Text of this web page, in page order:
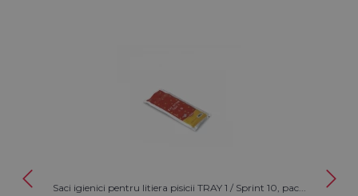
Saci igienici pentru litiera pisicii TRAY 1 / Sprint 10, pac...